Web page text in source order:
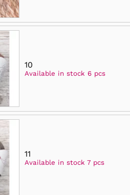
10
Available in stock 6 pcs
11
Available in stock 7 pcs